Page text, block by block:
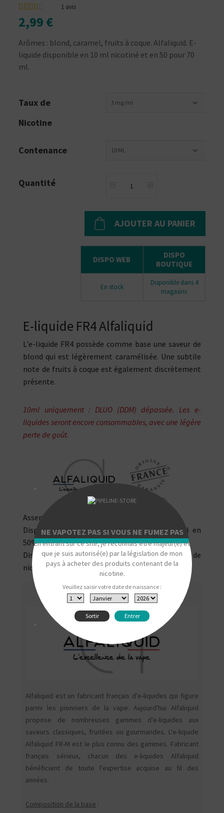
1 avis
2,99 €
Arômes : blond, caramel, fruits à coque. Alfaliquid. E-
liquide disponible en 10 ml nicotiné et en 50 pour 70
ml.
Taux de
Nicotine
3 mg/ml
Contenance 10 ML
Quantité
AJOUTER AU PANIER
DISPO WEB
DISPO
BOUTIQUE
En stock
Disponible dans 4
magasins
E-liquide FR4 Alfaliquid
L'e-liquide FR4 possède comme base une saveur de
blond qui est légèrement caramélisée. Une subtile
note de fruits à coque est également discrètement
présente.
10ml uniquement : DLUO (DDM) dépassée. Les e-
liquides seront encore consommables, avec une légère
perte de goût.
Assemblé en France par Alfaliquid.
Disponible en 50 ml sans nicotine pour 70 ml en
50% PG / 50% VG.
Disponible en 10ml et 0, 3, 6, 11 et 16 mg/ml de
nicotine.
Alfaliquid est un fabricant français d'e-liquides qui figure
parmi les pionniers de la vape. Aujourd'hui Alfaliquid
propose de nombreuses gammes d'e-liquides aux
saveurs classiques, fruitées ou gourmandes. L'e-liquide
Alfaliquid FR-M est le plus connu des gammes. Fabricant
français sérieux, chacun des e-liquides Alfaliquid
bénéficient de toute l'expertise acquise au fil des
années.
Composition de la base :
"
NE VAPOTEZ PAS SI VOUS NE FUMEZ PAS
En entrant sur ce site, je reconnais être majeur(e) et
que je suis autorisé(e) par la législation de mon
pays à acheter des produits contenant de la
nicotine.
Veuillez saisir votre date de naissance :
Sortir
Entrer
"